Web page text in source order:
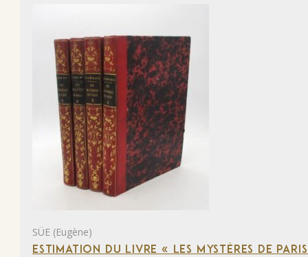
SÜE (Eugène)
ESTIMATION DU LIVRE « LES MYSTÈRES DE